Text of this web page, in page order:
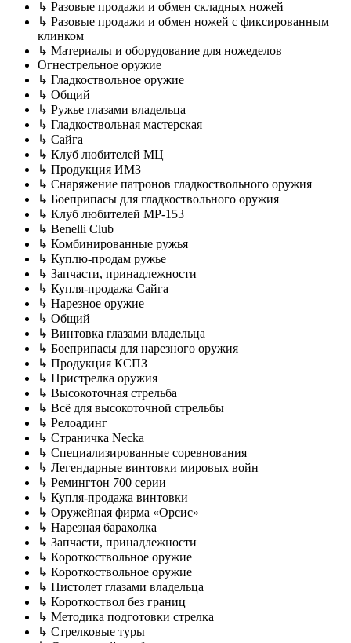
↳ Разовые продажи и обмен складных ножей
↳ Разовые продажи и обмен ножей с фиксированным
клинком
↳ Материалы и оборудование для ножеделов
Огнестрельное оружие
↳ Гладкоствольное оружие
↳ Общий
↳ Ружье глазами владельца
↳ Гладкоствольная мастерская
↳ Сайга
↳ Клуб любителей МЦ
↳ Продукция ИМЗ
↳ Снаряжение патронов гладкоствольного оружия
↳ Боеприпасы для гладкоствольного оружия
↳ Клуб любителей MP-153
↳ Benelli Club
↳ Комбинированные ружья
↳ Куплю-продам ружье
↳ Запчасти, принадлежности
↳ Купля-продажа Сайга
↳ Нарезное оружие
↳ Общий
↳ Винтовка глазами владельца
↳ Боеприпасы для нарезного оружия
↳ Продукция КСПЗ
↳ Пристрелка оружия
↳ Высокоточная стрельба
↳ Всё для высокоточной стрельбы
↳ Релоадинг
↳ Страничка Neckа
↳ Специализированные соревнования
↳ Легендарные винтовки мировых войн
↳ Ремингтон 700 серии
↳ Купля-продажа винтовки
↳ Оружейная фирма «Орсис»
↳ Нарезная барахолка
↳ Запчасти, принадлежности
↳ Короткоствольное оружие
↳ Короткоствольное оружие
↳ Пистолет глазами владельца
↳ Короткоствол без границ
↳ Методика подготовки стрелка
↳ Стрелковые туры